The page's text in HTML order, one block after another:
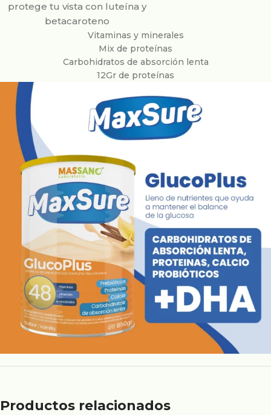
protege tu vista con luteína y
betacaroteno
Vitaminas y minerales
Mix de proteínas
Carbohidratos de absorción lenta
12Gr de proteínas
Productos relacionados